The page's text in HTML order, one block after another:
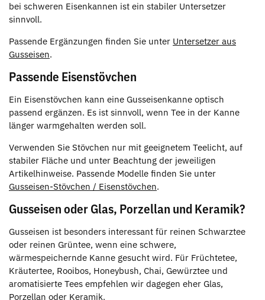
bei schweren Eisenkannen ist ein stabiler Untersetzer
sinnvoll.
Passende Ergänzungen finden Sie unter Untersetzer aus
Gusseisen.
Passende Eisenstövchen
Ein Eisenstövchen kann eine Gusseisenkanne optisch
passend ergänzen. Es ist sinnvoll, wenn Tee in der Kanne
länger warmgehalten werden soll.
Verwenden Sie Stövchen nur mit geeignetem Teelicht, auf
stabiler Fläche und unter Beachtung der jeweiligen
Artikelhinweise. Passende Modelle finden Sie unter
Gusseisen-Stövchen / Eisenstövchen.
Gusseisen oder Glas, Porzellan und Keramik?
Gusseisen ist besonders interessant für reinen Schwarztee
oder reinen Grüntee, wenn eine schwere,
wärmespeichernde Kanne gesucht wird. Für Früchtetee,
Kräutertee, Rooibos, Honeybush, Chai, Gewürztee und
aromatisierte Tees empfehlen wir dagegen eher Glas,
Porzellan oder Keramik.